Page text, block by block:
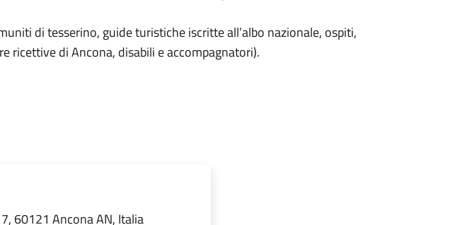
di tesserino, guide turistiche iscritte all’albo nazionale, ospiti,
ricettive di Ancona, disabili e accompagnatori).
60121 Ancona AN, Italia